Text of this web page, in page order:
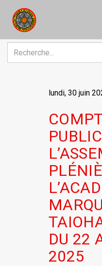
lundi, 30 juin
DU 22
2025